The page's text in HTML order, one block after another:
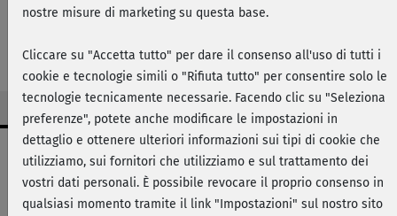
Yoga nidra - Introduzione
Dati workout
facile
4 min
nostre misure di marketing su questa base.
Cliccare su "Accetta tutto" per dare il consenso all'uso di tutti i
cookie e tecnologie simili o "Rifiuta tutto" per consentire solo le
tecnologie tecnicamente necessarie. Facendo clic su "Seleziona
preferenze", potete anche modificare le impostazioni in
dettaglio e ottenere ulteriori informazioni sui tipi di cookie che
utilizziamo, sui fornitori che utilizziamo e sul trattamento dei
vostri dati personali. È possibile revocare il proprio consenso in
qualsiasi momento tramite il link "Impostazioni" sul nostro sito